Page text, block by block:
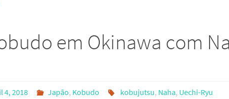
em Okinawa com
4, 2018 Japão, Kobudo kobujutsu, Naha, Uechi-Ryu